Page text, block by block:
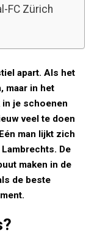
FC Zürich
apart. Als het
maar in het
in je schoenen
veel te doen
man lijkt zich
De
maken in de
de beste